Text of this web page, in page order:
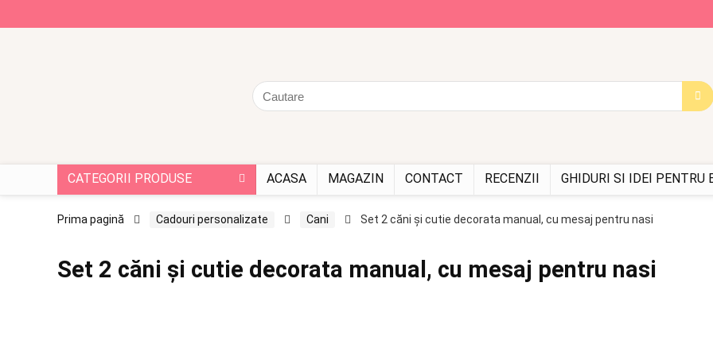
CATEGORII PRODUSE ACASA MAGAZIN CONTACT RECENZII GHIDURI SI IDEI PENTRU
Prima pagină Cadouri personalizate Cani Set 2 căni și cutie decorata manual, cu mesaj pentru nasi
Set 2 căni și cutie decorata manual, cu mesaj pentru nasi